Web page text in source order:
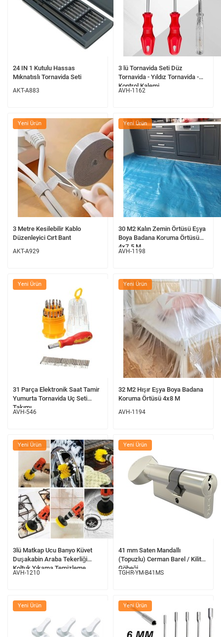
24 IN 1 Kutulu Hassas
Mıknatıslı Tornavida Seti
AKT-A883
3 lü Tornavida Seti Düz
Tornavida - Yıldız Tornavida -
Kontrol Kalemi
AVH-1162
Yeni Ürün
3 Metre Kesilebilir Kablo
Düzenleyici Cırt Bant
AKT-A929
Yeni Ürün
30 M2 Kalın Zemin Örtüsü Eşya
Boya Badana Koruma Örtüsü
4x7.5 M
AVH-1198
Yeni Ürün
31 Parça Elektronik Saat Tamir
Yumurta Tornavida Uç Seti
Takımı
AVH-546
Yeni Ürün
32 M2 Hışır Eşya Boya Badana
Koruma Örtüsü 4x8 M
AVH-1194
Yeni Ürün
3lü Matkap Ucu Banyo Küvet
Duşakabin Araba Tekerliği
Koltuk Yıkama Temizleme
Fırçası Seti
AVH-1210
Yeni Ürün
41 mm Saten Mandallı
(Topuzlu) Cerman Barel / Kilit
Göbeği
TGHR-YM-B41MS
Yeni Ürün Yeni Ürün